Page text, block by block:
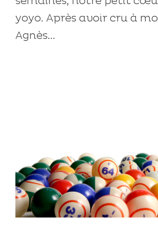
yoyo. Après avoir cru à
Agnès...